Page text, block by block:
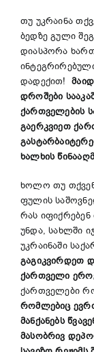
თუ უკრაინა
ბედზე გული
დიასპორა
დადექით!
დროშები
ქართველების
გაერკვიეთ
ხალხის
ხოლო თუ
ფულის
რას იფიქრებენ
უნდა, სახლში
უკრაინაში
გაგიკვირდეთ
ქართველი
ქართველები
რომლებიც
მანქანებს
მასობრივ